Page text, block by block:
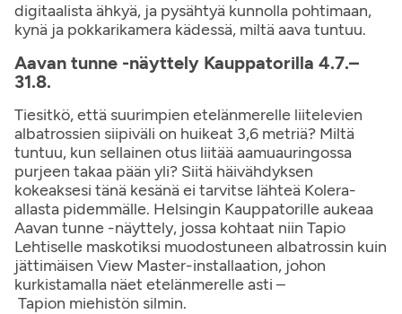
digitaalista ähkyä, ja pysähtyä kunnolla pohtimaan,
kynä ja pokkarikamera kädessä, miltä aava tuntuu.
Aavan tunne -näyttely Kauppatorilla 4.7.–
31.8.
Tiesitkö, että suurimpien etelänmerelle liitelevien
albatrossien siipiväli on huikeat 3,6 metriä? Miltä
tuntuu, kun sellainen otus liitää aamuauringossa
purjeen takaa pään yli? Siitä häivähdyksen
kokeaksesi tänä kesänä ei tarvitse lähteä Kolera-
allasta pidemmälle. Helsingin Kauppatorille aukeaa
Aavan tunne -näyttely, jossa kohtaat niin Tapio
Lehtiselle maskotiksi muodostuneen albatrossin kuin
jättimäisen View Master-installaation, johon
kurkistamalla näet etelänmerelle asti –
Tapion miehistön silmin.